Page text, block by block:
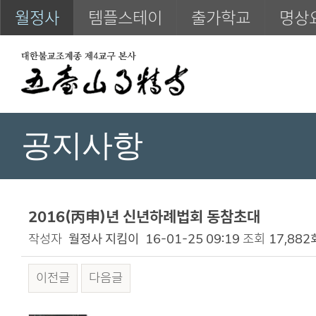
월정사 템플스테이 출가학교 명상
공지사항
2016(丙申)년 신년하례법회 동참초대
작성자 월정사 지킴이 16-01-25 09:19 조회 17,882
이전글 다음글